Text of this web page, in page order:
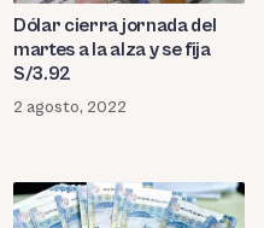
Dólar cierra jornada del
martes a la alza y se fija
S/3.92
2 agosto, 2022